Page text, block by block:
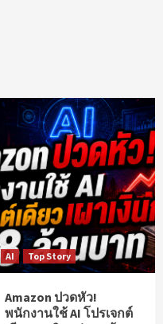
AI Top Story
Amazon ปวดหัว!
พนักงานใช้ AI โปรเจกต์